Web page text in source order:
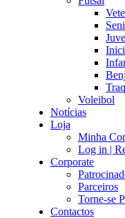
Voleibol
Notícias
Loja
Minha
Log in |
Corporate
Parceiros
Torne-se
Contactos